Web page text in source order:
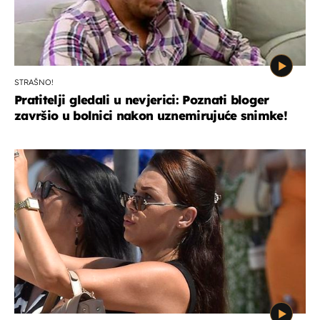
STRAŠNO!
Pratitelji gledali u nevjerici: Poznati bloger
završio u bolnici nakon uznemirujuće snimke!